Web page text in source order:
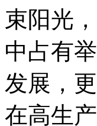
束阳光
中占有
发展，
在高生